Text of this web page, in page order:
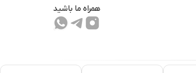
همراه ما باشید